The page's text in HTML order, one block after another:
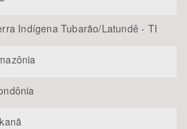
Indígena Tubarão/Latundê - TI